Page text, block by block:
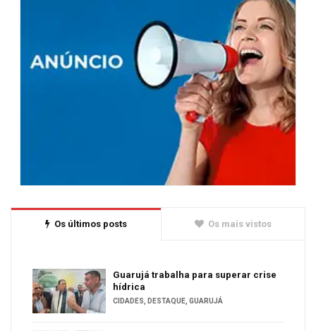
Os últimos posts Os mais vistos
Guarujá trabalha para superar crise
hídrica
CIDADES, DESTAQUE, GUARUJÁ